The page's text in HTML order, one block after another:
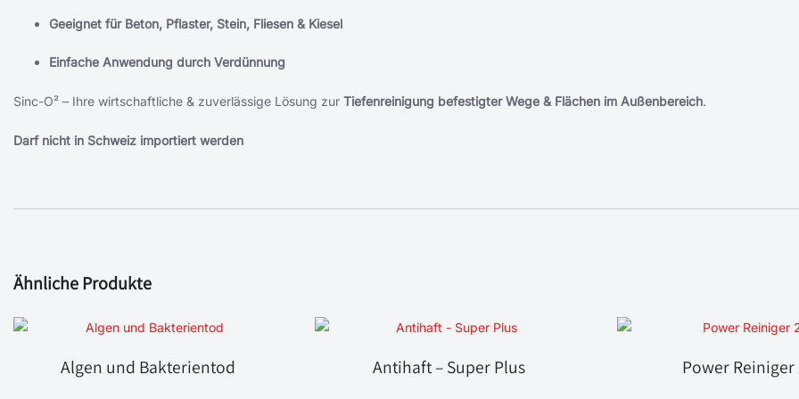
Geeignet für Beton, Pflaster, Stein, Fliesen & Kiesel
Einfache Anwendung durch Verdünnung
Sinc-O² – Ihre wirtschaftliche & zuverlässige Lösung zur Tiefenreinigung befestigter Wege & Flächen im Außenbereich.
Darf nicht in Schweiz importiert werden
Ähnliche Produkte
Algen und Bakterientod Antihaft – Super Plus Power Reiniger